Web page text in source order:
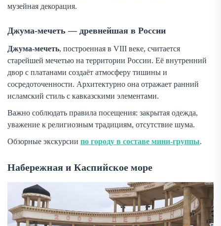
музейная декорация.
Джума-мечеть — древнейшая в России
Джума-мечеть, построенная в VIII веке, считается
старейшей мечетью на территории России. Её внутренний
двор с платанами создаёт атмосферу тишины и
сосредоточенности. Архитектурно она отражает ранний
исламский стиль с кавказскими элементами.
Важно соблюдать правила посещения: закрытая одежда,
уважение к религиозным традициям, отсутствие шума.
Обзорные экскурсии по городу в составе мини-группы.
Набережная и Каспийское море